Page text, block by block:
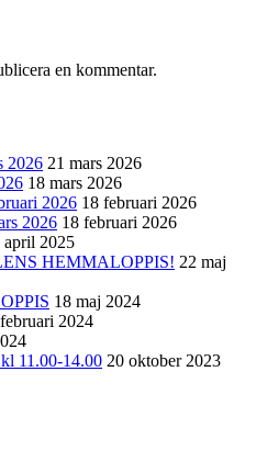
en kommentar.
2026 21 mars 2026
18 mars 2026
2026 18 februari 2026
2026 18 februari 2026
april 2025
HEMMALOPPIS! 22 maj
18 maj 2024
2024
11.00-14.00 20 oktober 2023